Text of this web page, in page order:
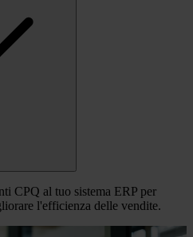
CPQ al tuo sistema ERP per
l'efficienza delle vendite.